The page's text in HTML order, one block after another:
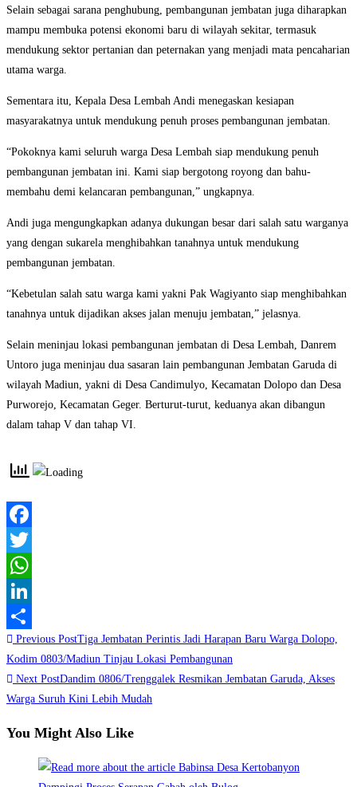
Selain sebagai sarana penghubung, pembangunan jembatan juga diharapkan
mampu membuka potensi ekonomi baru di wilayah sekitar, termasuk
mendukung sektor pertanian dan peternakan yang menjadi mata pencaharian
utama warga.
Sementara itu, Kepala Desa Lembah Andi menegaskan kesiapan
masyarakatnya untuk mendukung penuh proses pembangunan jembatan.
“Pokoknya kami seluruh warga Desa Lembah siap mendukung penuh
pembangunan jembatan ini. Kami siap bergotong royong dan bahu-
membahu demi kelancaran pembangunan,” ungkapnya.
Andi juga mengungkapkan adanya dukungan besar dari salah satu warganya
yang dengan sukarela menghibahkan tanahnya untuk mendukung
pembangunan jembatan.
“Kebetulan salah satu warga kami yakni Pak Wagiyanto siap menghibahkan
tanahnya untuk dijadikan akses jalan menuju jembatan,” jelasnya.
Selain meninjau lokasi pembangunan jembatan di Desa Lembah, Danrem
Untoro juga meninjau dua sasaran lain pembangunan Jembatan Garuda di
wilayah Madiun, yakni di Desa Candimulyo, Kecamatan Dolopo dan Desa
Purworejo, Kecamatan Geger. Berturut-turut, keduanya akan dibangun
dalam tahap V dan tahap VI.
Facebook
Twitter
WhatsApp
LinkedIn
Share
Read
more
articles
Previous PostTiga Jembatan Perintis Jadi Harapan Baru Warga Dolopo,
Kodim 0803/Madiun Tinjau Lokasi Pembangunan
Next PostDandim 0806/Trenggalek Resmikan Jembatan Garuda, Akses
Warga Suruh Kini Lebih Mudah
You Might Also Like